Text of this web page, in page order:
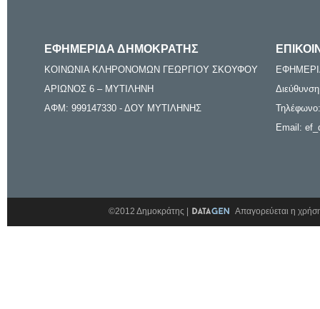
ΕΦΗΜΕΡΙΔΑ ΔΗΜΟΚΡΑΤΗΣ
ΚΟΙΝΩΝΙΑ ΚΛΗΡΟΝΟΜΩΝ ΓΕΩΡΓΙΟΥ ΣΚΟΥΦΟΥ
ΑΡΙΩΝΟΣ 6 – ΜΥΤΙΛΗΝΗ
ΑΦΜ: 999147330 - ΔΟΥ ΜΥΤΙΛΗΝΗΣ
Email:
©2012 Δημοκράτης | Απαγορεύεται η